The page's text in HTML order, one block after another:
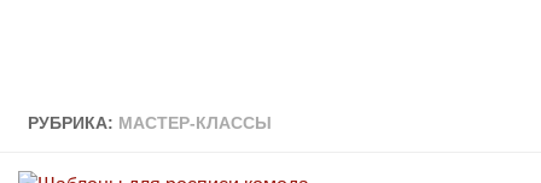
РУБРИКА: МАСТЕР-КЛАССЫ